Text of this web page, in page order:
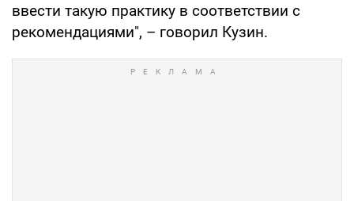
ввести такую практику в соответствии с
рекомендациями", – говорил Кузин.